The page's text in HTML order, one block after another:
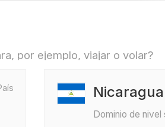
por ejemplo, viajar o volar?
Nicaragua
Dominio de